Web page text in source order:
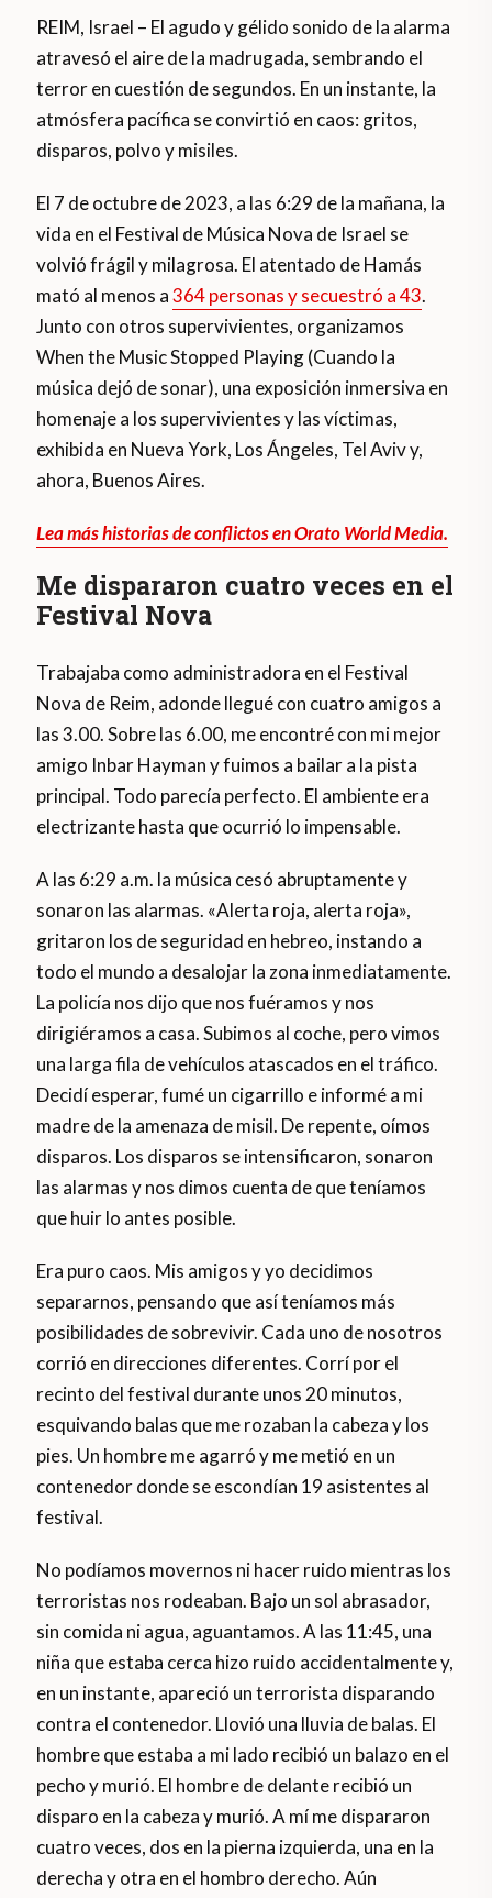
REIM, Israel – El agudo y gélido sonido de la alarma
atravesó el aire de la madrugada, sembrando el
terror en cuestión de segundos. En un instante, la
atmósfera pacífica se convirtió en caos: gritos,
disparos, polvo y misiles.
El 7 de octubre de 2023, a las 6:29 de la mañana, la
vida en el Festival de Música Nova de Israel se
volvió frágil y milagrosa. El atentado de Hamás
mató al menos a364 personas y secuestró a 43.
Junto con otros supervivientes, organizamos
When the Music Stopped Playing (Cuando la
música dejó de sonar), una exposición inmersiva en
homenaje a los supervivientes y las víctimas,
exhibida en Nueva York, Los Ángeles, Tel Aviv y,
ahora, Buenos Aires.
Lea más historias de conflictos en Orato World Media.
Me dispararon cuatro veces en el
Festival Nova
Trabajaba como administradora en el Festival
Nova de Reim, adonde llegué con cuatro amigos a
las 3.00. Sobre las 6.00, me encontré con mi mejor
amigo Inbar Hayman y fuimos a bailar a la pista
principal. Todo parecía perfecto. El ambiente era
electrizante hasta que ocurrió lo impensable.
A las 6:29 a.m. la música cesó abruptamente y
sonaron las alarmas. «Alerta roja, alerta roja»,
gritaron los de seguridad en hebreo, instando a
todo el mundo a desalojar la zona inmediatamente.
La policía nos dijo que nos fuéramos y nos
dirigiéramos a casa. Subimos al coche, pero vimos
una larga fila de vehículos atascados en el tráfico.
Decidí esperar, fumé un cigarrillo e informé a mi
madre de la amenaza de misil. De repente, oímos
disparos. Los disparos se intensificaron, sonaron
las alarmas y nos dimos cuenta de que teníamos
que huir lo antes posible.
Era puro caos. Mis amigos y yo decidimos
separarnos, pensando que así teníamos más
posibilidades de sobrevivir. Cada uno de nosotros
corrió en direcciones diferentes. Corrí por el
recinto del festival durante unos 20 minutos,
esquivando balas que me rozaban la cabeza y los
pies. Un hombre me agarró y me metió en un
contenedor donde se escondían 19 asistentes al
festival.
No podíamos movernos ni hacer ruido mientras los
terroristas nos rodeaban. Bajo un sol abrasador,
sin comida ni agua, aguantamos. A las 11:45, una
niña que estaba cerca hizo ruido accidentalmente y,
en un instante, apareció un terrorista disparando
contra el contenedor. Llovió una lluvia de balas. El
hombre que estaba a mi lado recibió un balazo en el
pecho y murió. El hombre de delante recibió un
disparo en la cabeza y murió. A mí me dispararon
cuatro veces, dos en la pierna izquierda, una en la
derecha y otra en el hombro derecho. Aún